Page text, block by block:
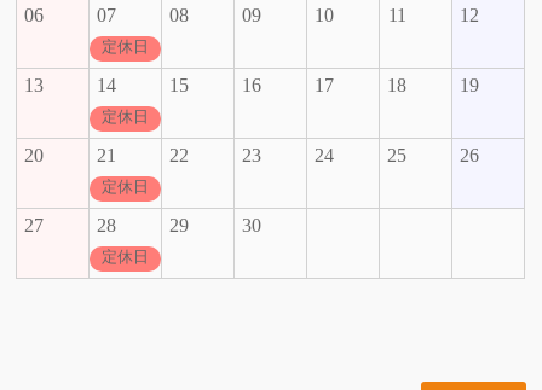
06 07
定休日
08 09 10 11 12
13 14
定休日
15 16 17 18 19
20 21
定休日
22 23 24 25 26
27 28
定休日
29 30